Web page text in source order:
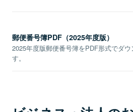
郵便番号簿PDF（2025年度版）
2025年度版郵便番号簿をPDF形式でダウ
す。